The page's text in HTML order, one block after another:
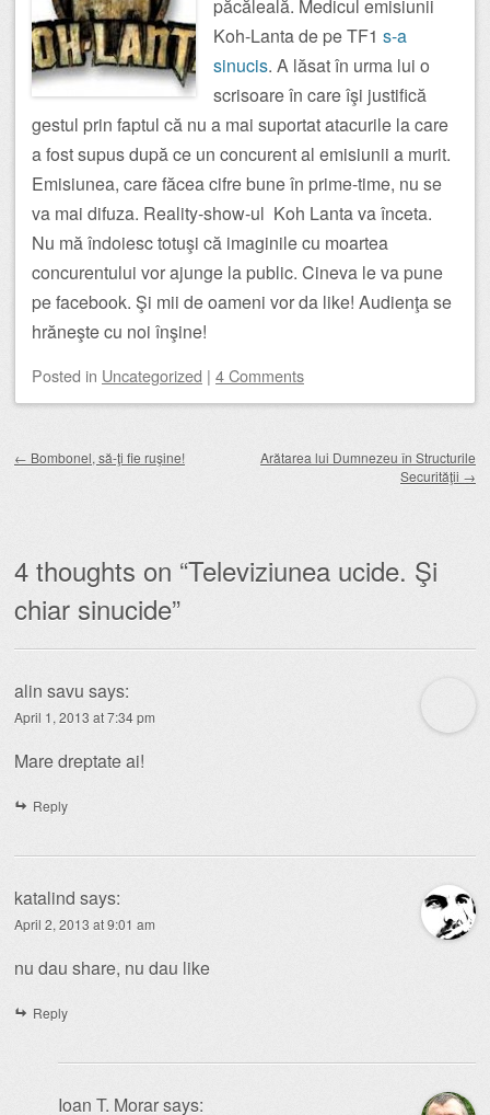
păcăleală. Medicul emisiunii
Koh-Lanta de pe TF1 s-a
sinucis. A lăsat în urma lui o
scrisoare în care îşi justifică
gestul prin faptul că nu a mai suportat atacurile la care
a fost supus după ce un concurent al emisiunii a murit.
Emisiunea, care făcea cifre bune în prime-time, nu se
va mai difuza. Reality-show-ul Koh Lanta va înceta.
Nu mă îndoiesc totuşi că imaginile cu moartea
concurentului vor ajunge la public. Cineva le va pune
pe facebook. Şi mii de oameni vor da like! Audienţa se
hrăneşte cu noi înşine!
Posted in Uncategorized | 4 Comments
← Bombonel, să-ţi fie ruşine!
Arătarea lui Dumnezeu în Structurile
Securităţii →
4 thoughts on “Televiziunea ucide. Şi
chiar sinucide”
alin savu says:
April 1, 2013 at 7:34 pm
Mare dreptate ai!
Reply
katalind says:
April 2, 2013 at 9:01 am
nu dau share, nu dau like
Reply
Ioan T. Morarsays: